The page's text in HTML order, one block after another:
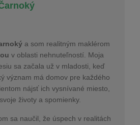
a som realitným maklérom
v oblasti nehnuteľností. Moja
sa začala už v mladosti, keď
význam má domov pre každého
nájsť ich vysnívané miesto,
životy a spomienky.
sa naučil, že úspech v realitách